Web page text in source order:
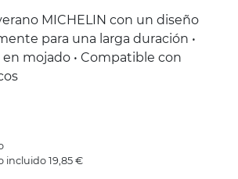
MICHELIN con un diseño
para una larga duración •
mojado • Compatible con
incluido 19,85 €